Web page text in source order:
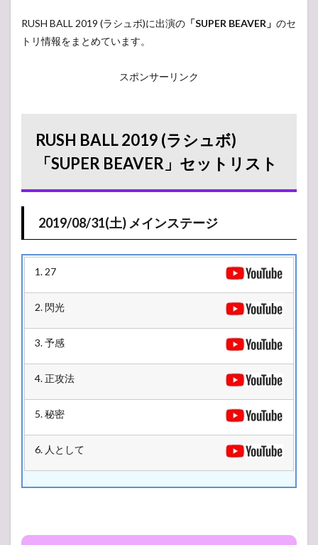
RUSH BALL 2019 (ラシュボ)に出演の 「SUPER BEAVER」 のセ
トリ情報をまとめています。
スポンサーリンク
RUSH BALL 2019 (ラシュボ)
「SUPER BEAVER」セットリスト
2019/08/31(土) メインステージ
1. 27
2. 閃光
3. 予感
4. 正攻法
5. 秘密
6. 人として